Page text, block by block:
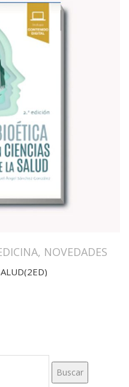
, NOVEDADES
Buscar